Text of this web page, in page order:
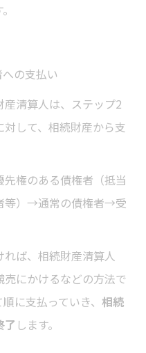
の支払い
清算人は、ステップ2
して、相続財産から支
権のある債権者（抵当
等）→通常の債権者→受
ば、相続財産清算人
にかけるなどの方法で
に支払っていき、 相続
了 します。